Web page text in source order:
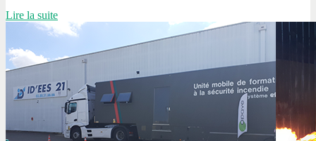
Lire la suite